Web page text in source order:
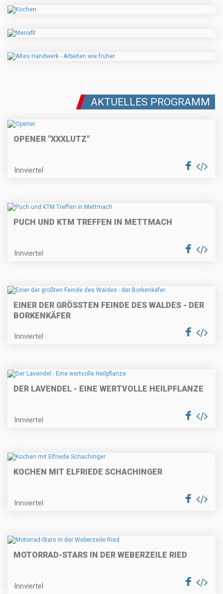
AKTUELLES PROGRAMM
OPENER "XXXLUTZ"
Innviertel
PUCH UND KTM TREFFEN IN METTMACH
Innviertel
EINER DER GRÖSSTEN FEINDE DES WALDES - DER B
ORKENKÄFER
Innviertel
DER LAVENDEL - EINE WERTVOLLE HEILPFLANZE
Innviertel
KOCHEN MIT ELFRIEDE SCHACHINGER
Innviertel
MOTORRAD-STARS IN DER WEBERZEILE RIED
Innviertel